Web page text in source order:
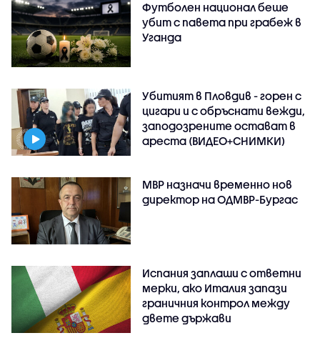
Футболен национал беше
убит с павета при грабеж в
Уганда
Убитият в Пловдив - горен с
цигари и с обръснати вежди,
заподозрените остават в
ареста (ВИДЕО+СНИМКИ)
МВР назначи временно нов
директор на ОДМВР-Бургас
Испания заплаши с ответни
мерки, ако Италия запази
граничния контрол между
двете държави